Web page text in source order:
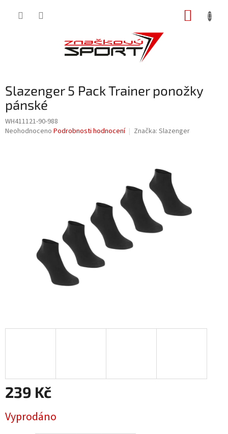
Slazenger 5 Pack Trainer ponožky
pánské
WH411121-90-988
Průměrné
Neohodnoceno Podrobnosti hodnocení Značka: Slazenger
239 Kč
cena:
Vyprodáno